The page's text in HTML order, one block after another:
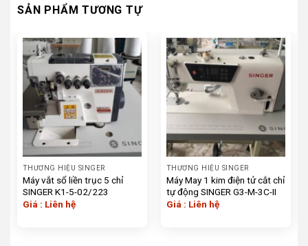
SẢN PHẨM TƯƠNG TỰ
THƯƠNG HIỆU SINGER
Máy vắt sổ liền trục 5 chỉ
SINGER K1-5-02/223
Giá : Liên hệ
THƯƠNG HIỆU SINGER
Máy May 1 kim điện tử cắt chỉ
tự động SINGER G3-M-3C-II
Giá : Liên hệ